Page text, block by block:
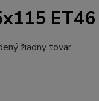
ET46
žiadny tovar.